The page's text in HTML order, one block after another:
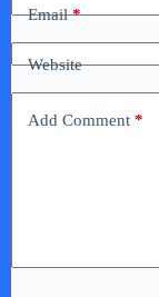
Email*
Website
Add Comment *